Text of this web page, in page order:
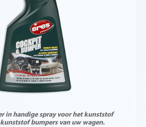
in handige spray voor het kunststof
bumpers van uw wagen.